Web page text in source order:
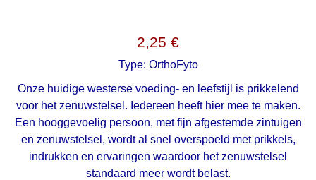
2,25 €
Type: OrthoFyto
Onze huidige westerse voeding- en leefstijl is prikkelend
voor het zenuwstelsel. Iedereen heeft hier mee te maken.
Een hooggevoelig persoon, met fijn afgestemde zintuigen
en zenuwstelsel, wordt al snel overspoeld met prikkels,
indrukken en ervaringen waardoor het zenuwstelsel
standaard meer wordt belast.